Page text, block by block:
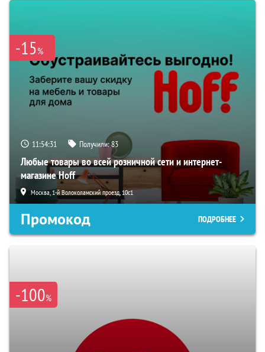
-15%
11:54:30 Получили:83
Любые товары во всей розничной сети и интернет-
магазине Hoff
Москва, 1-й Волоколамский проезд, 10с1
Промокод ПОДРОБНЕЕ
-100%